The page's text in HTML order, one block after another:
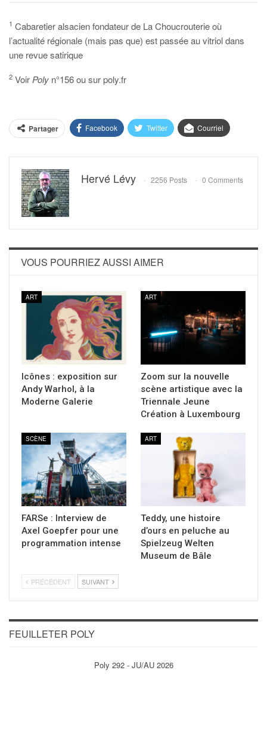
1 Cabaretier alsacien fondateur de La Choucrouterie où
l’actualité régionale (mais pas que) est passée au vitriol dans
une revue satirique
2 Voir Poly n°156 ou sur poly.fr
Partager Facebook Twitter Courriel
Hervé Lévy 2256 Posts 0 Comments
VOUS POURRIEZ AUSSI AIMER
ART
Icônes : exposition sur
Andy Warhol, à la
Moderne Galerie
ART
Zoom sur la nouvelle
scène artistique avec la
Triennale Jeune
Création à Luxembourg
SCÈNE
FARSe : Interview de
Axel Goepfer pour une
programmation intense
ART
Teddy, une histoire
d’ours en peluche au
Spielzeug Welten
Museum de Bâle
PRÉCÉDENT SUIVANT
FEUILLETER POLY
Poly 292 - JU/AU 2026